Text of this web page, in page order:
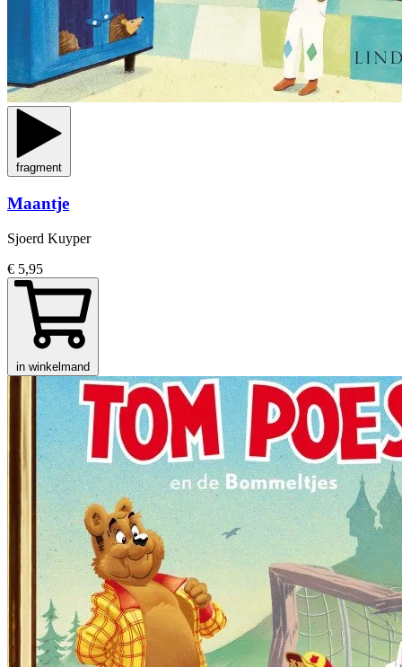
fragment
Maantje
Sjoerd Kuyper
€ 5,95
in winkelmand